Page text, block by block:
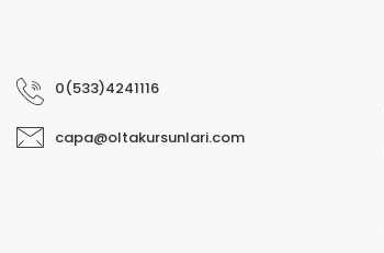
0(533)4241116
capa@oltakursunlari.com